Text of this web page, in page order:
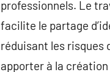
professionnels. Le
facilite le partage
réduisant les risques
apporter à la création